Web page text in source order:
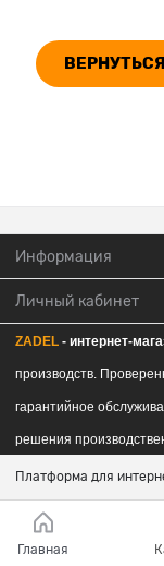
Информация
Личный кабинет
ZADEL - интернет-
производств.
гарантийное
решения
Платформа для
Главная